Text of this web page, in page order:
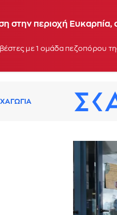
στην περιοχή Ευκαρπία,
με 1 ομάδα πεζοπόρου